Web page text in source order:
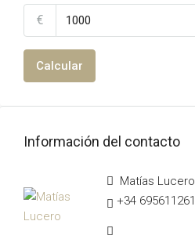
€
Calcular
Información del contacto
Matías Lucero
+34 695611261